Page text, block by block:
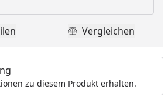
Produkt
Vergleichen
zu diesem Produkt erhalten.